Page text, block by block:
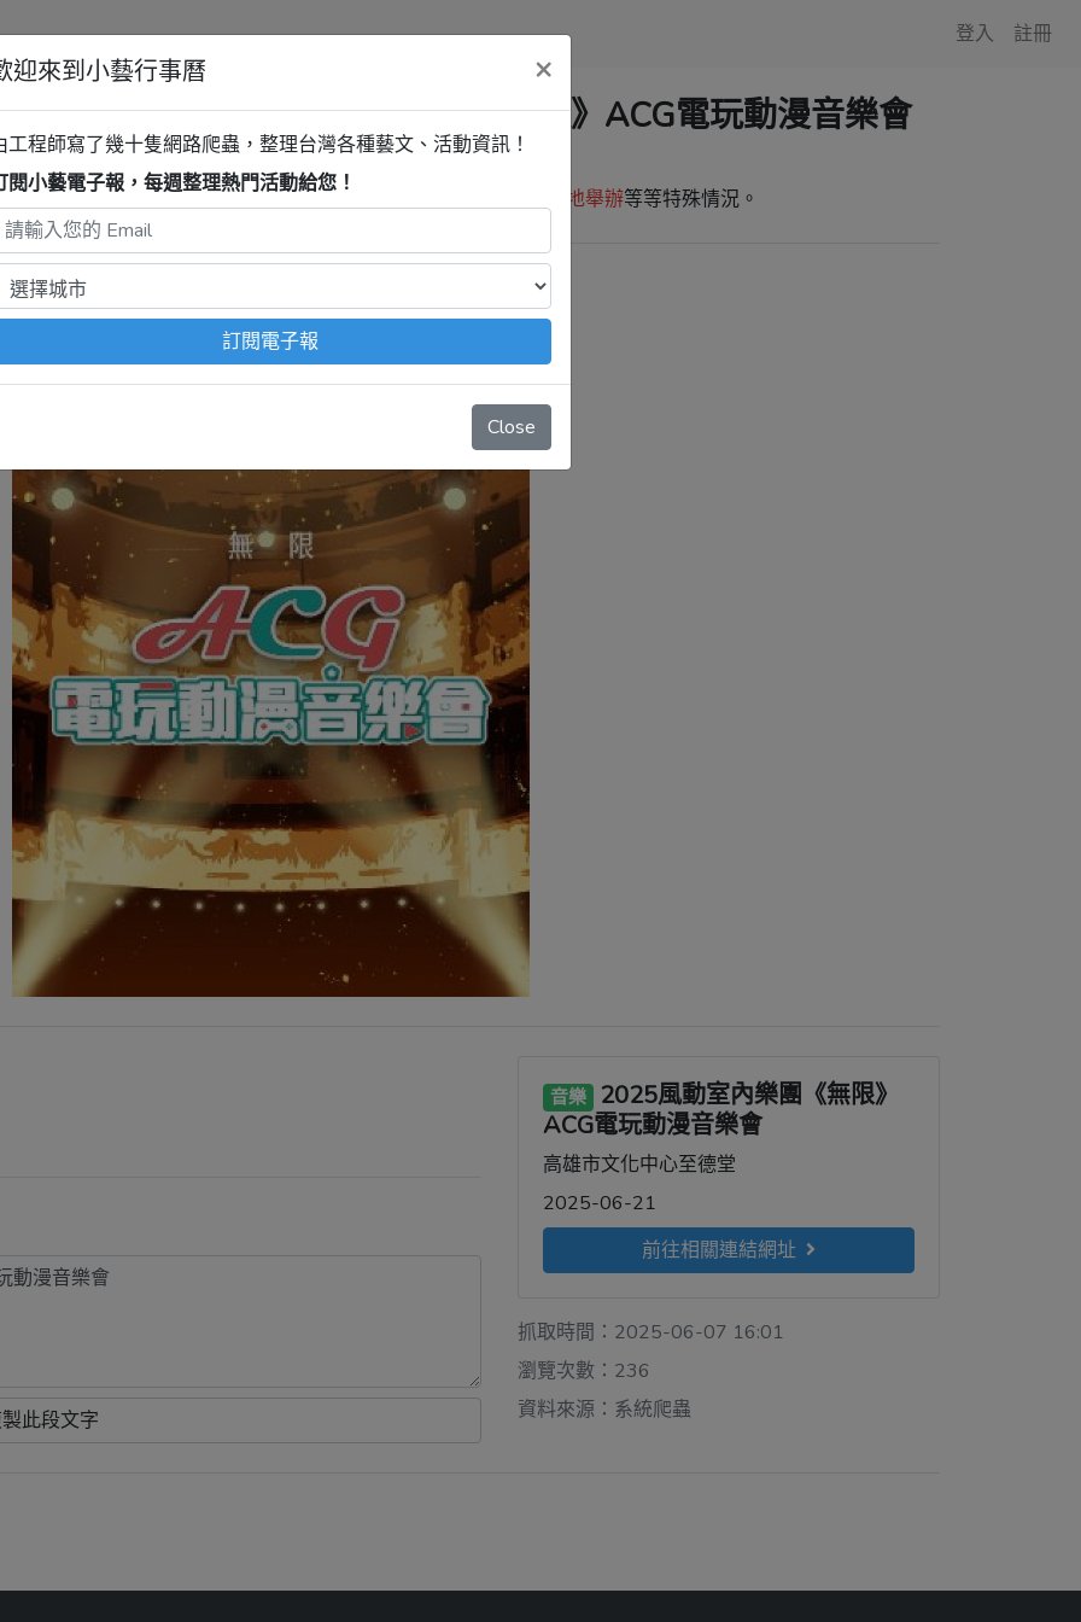
登入 註冊
至德堂 2025風動室內樂團《無限》ACG電玩動漫音樂會
自動抓取，沒有算到疫情影響、例行休館日 移師外地舉辦等等特殊情況。
此段文字
音樂
2025風動室內樂團《無限》
ACG電玩動漫音樂會
高雄市文化中心至德堂
2025-06-21
前往相關連結網址
抓取時間：2025-06-07 16:01
瀏覽次數：236
資料來源：系統爬蟲
迎來到小藝行事曆 ×
工程師寫了幾十隻網路爬蟲，整理台灣各種藝文、活動資訊！
閱小藝電子報，每週整理熱門活動給您！
訂閱電子報
Close